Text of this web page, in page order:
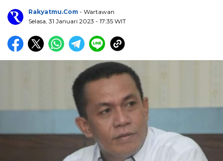
Rakyatmu.com - Wartawan
Selasa, 31 Januari 2023 - 17:35 WIT